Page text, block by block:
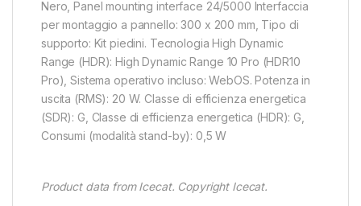
Nero, Panel mounting interface 24/5000 Interfaccia
per montaggio a pannello: 300 x 200 mm, Tipo di
supporto: Kit piedini. Tecnologia High Dynamic
Range (HDR): High Dynamic Range 10 Pro (HDR10
Pro), Sistema operativo incluso: WebOS. Potenza in
uscita (RMS): 20 W. Classe di efficienza energetica
(SDR): G, Classe di efficienza energetica (HDR): G,
Consumi (modalità stand-by): 0,5 W
Product data from Icecat. Copyright Icecat.